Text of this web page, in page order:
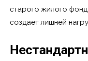
старого жилого
создает лишней